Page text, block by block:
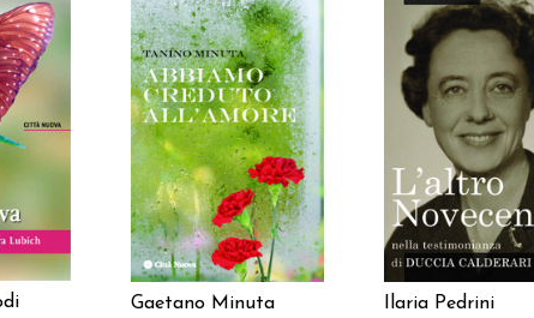
AGGIUNGI AL
CARRELLO
Gaetano Minuta
AGGIUNGI AL
CARRELLO
Ilaria Pedrini